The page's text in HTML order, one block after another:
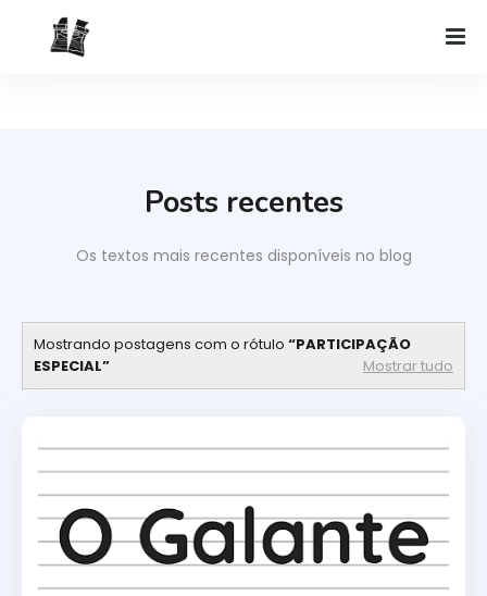
Posts recentes
Os textos mais recentes disponíveis no blog
Mostrando postagens com o rótulo
PARTICIPAÇÃO
ESPECIAL
Mostrar tudo